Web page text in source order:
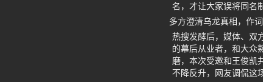
名，才让大家误将同名
多方澄清乌龙真相，作
热搜发酵后，媒体、双
的幕后从业者，和大众
磨，本次受邀和王俊凯
不降反升，网友调侃这